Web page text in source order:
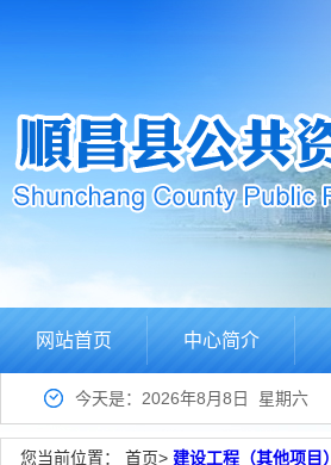
网站首页 中心简介
今天是：2026年8月8日 星期六
您当前位置： 首页> 建设工程（其他项目）